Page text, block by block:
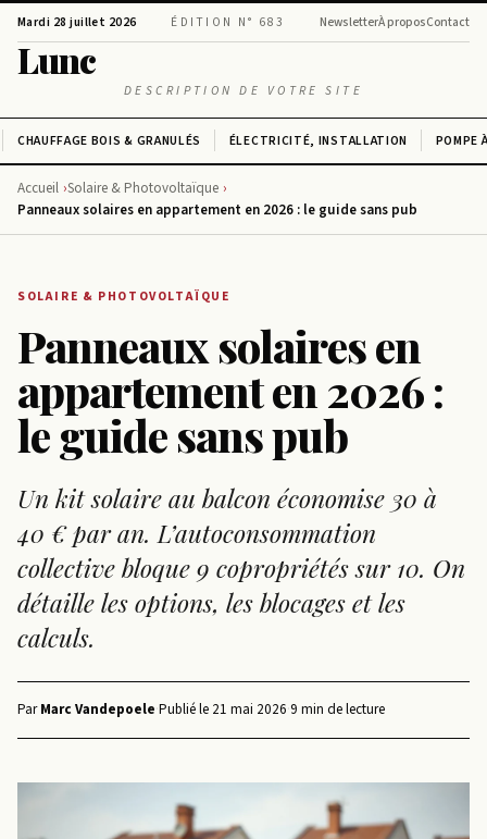
Mardi 28 juillet 2026 ÉDITION N° 683 NewsletterÀ proposContact
Lunc
DESCRIPTION DE VOTRE SITE
CHAUFFAGE BOIS & GRANULÉS ÉLECTRICITÉ, INSTALLATION POMPE
Accueil Solaire & Photovoltaïque
Panneaux solaires en appartement en 2026 : le guide sans pub
SOLAIRE & PHOTOVOLTAÏQUE
Panneaux solaires en
appartement en 2026 :
le guide sans pub
Un kit solaire au balcon économise 30 à
40 € par an. L’autoconsommation
collective bloque 9 copropriétés sur 10. On
détaille les options, les blocages et les
calculs.
ParMarc Vandepoele·Publié le 21 mai 2026·9 min de lecture